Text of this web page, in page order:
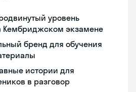
уровень
Кембриджском экзамене
бренд для обучения
истории для
в разговор